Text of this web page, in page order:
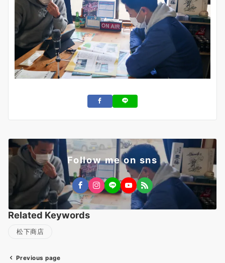
Follow me on sns
Related Keywords
松下商店
Previous page